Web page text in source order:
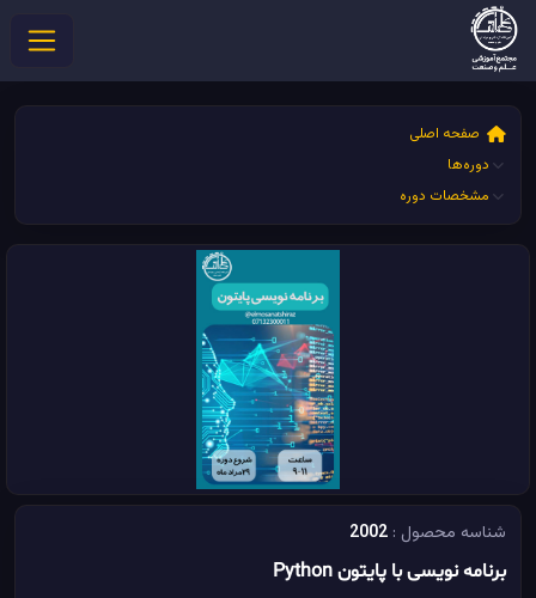
صفحه اصلی
دوره‌ها
مشخصات دوره
شناسه محصول : 2002
برنامه نویسی با پایتون Python